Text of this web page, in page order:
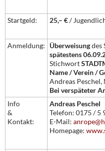
Startgeld: 25,– €/
Anmeldung: Überweisungdes
spätestens
Stichwort
Name / Verein /
Andreas Peschel,
Bei verspäteter
Info
&
Kontakt:
Andreas Peschel
Telefon: 0175 / 5
E-Mail:
Homepage: